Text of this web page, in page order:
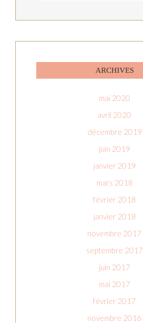
ARCHIVES
mai 2020
avril 2020
décembre 2019
juin 2019
janvier 2019
mars 2018
février 2018
janvier 2018
novembre 2017
septembre 2017
juin 2017
mai 2017
février 2017
novembre 2016